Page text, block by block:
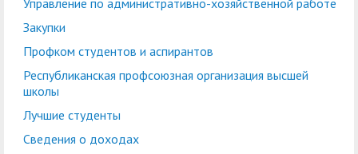
Международная
деятельность
Управление по
административно-
Закупки
Центр тестирования
иностранных граждан
по русскому языку
Центр развития
компетенций
Управление по административно-хозяйственной работе
Закупки
Профком студентов и аспирантов
Республиканская профсоюзная организация высшей
школы
Лучшие студенты
Сведения о доходах